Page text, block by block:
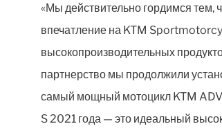
«Мы действительно гордимся тем,
впечатление на KTM
высокопроизводительных
партнерство мы продолжили
самый мощный мотоцикл KTM
S 2021 года — это идеальный